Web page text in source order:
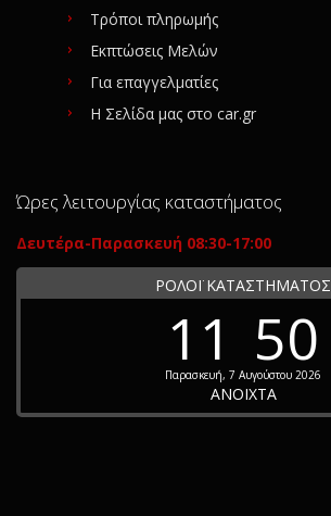
Τρόποι πληρωμής
Εκπτώσεις Μελών
Για επαγγελματίες
Η Σελίδα μας στο car.gr
Ώρες λειτουργίας καταστήματος
Δευτέρα-Παρασκευή 08:30-17:00
ΡΟΛΟΪ ΚΑΤΑΣΤΗΜΑΤΟΣ
11 50
Παρασκευή, 7 Αυγούστου 2026
ΑΝΟΙΧΤΑ